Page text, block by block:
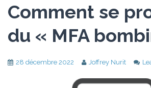
Comment se
du « MFA
28 décembre 2022 Joffrey Nurit